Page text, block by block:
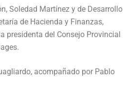
Soledad Martínez y de Desarrollo
de Hacienda y Finanzas,
presidenta del Consejo Provincial
acompañado por Pablo